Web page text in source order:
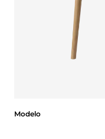
Modelo